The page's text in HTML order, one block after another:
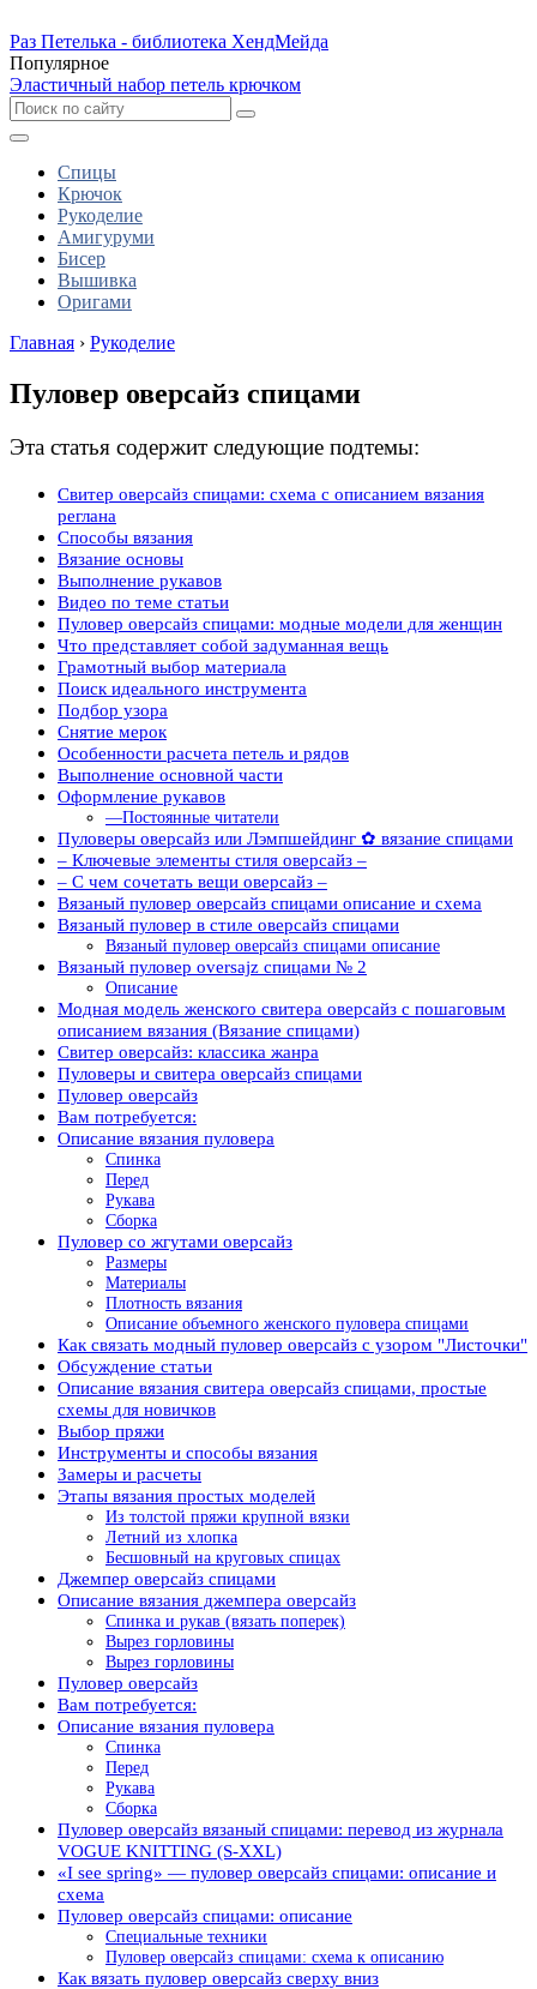
Раз Петелька - библиотека ХендМейда
Популярное
Эластичный набор петель крючком
Спицы
Крючок
Рукоделие
Амигуруми
Бисер
Вышивка
Оригами
Главная › Рукоделие
Пуловер оверсайз спицами
Эта статья содержит следующие подтемы:
Свитер оверсайз спицами: схема с описанием вязания
реглана
Способы вязания
Вязание основы
Выполнение рукавов
Видео по теме статьи
Пуловер оверсайз спицами: модные модели для женщин
Что представляет собой задуманная вещь
Грамотный выбор материала
Поиск идеального инструмента
Подбор узора
Снятие мерок
Особенности расчета петель и рядов
Выполнение основной части
Оформление рукавов
—Постоянные читатели
Пуловеры оверсайз или Лэмпшейдинг ✿ вязание спицами
– Ключевые элементы стиля оверсайз –
– С чем сочетать вещи оверсайз –
Вязаный пуловер оверсайз спицами описание и схема
Вязаный пуловер в стиле оверсайз спицами
Вязаный пуловер оверсайз спицами описание
Вязаный пуловер oversajz спицами № 2
Описание
Модная модель женского свитера оверсайз с пошаговым
описанием вязания (Вязание спицами)
Свитер оверсайз: классика жанра
Пуловеры и свитера оверсайз спицами
Пуловер оверсайз
Вам потребуется:
Описание вязания пуловера
Спинка
Перед
Рукава
Сборка
Пуловер со жгутами оверсайз
Размеры
Материалы
Плотность вязания
Описание объемного женского пуловера спицами
Как связать модный пуловер оверсайз с узором "Листочки"
Обсуждение статьи
Описание вязания свитера оверсайз спицами, простые
схемы для новичков
Выбор пряжи
Инструменты и способы вязания
Замеры и расчеты
Этапы вязания простых моделей
Из толстой пряжи крупной вязки
Летний из хлопка
Бесшовный на круговых спицах
Джемпер оверсайз спицами
Описание вязания джемпера оверсайз
Спинка и рукав (вязать поперек)
Вырез горловины
Вырез горловины
Пуловер оверсайз
Вам потребуется:
Описание вязания пуловера
Спинка
Перед
Рукава
Сборка
Пуловер оверсайз вязаный спицами: перевод из журнала
VOGUE KNITTING (S-XXL)
«I see spring» — пуловер оверсайз спицами: описание и
схема
Пуловер оверсайз спицами: описание
Специальные техники
Пуловер оверсайз спицами: схема к описанию
Как вязать пуловер оверсайз сверху вниз